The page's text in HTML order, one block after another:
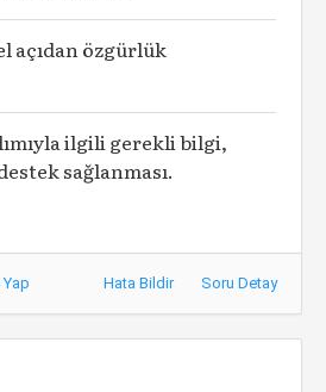
açıdan özgürlük
ilgili gerekli bilgi,
sağlanması.
Hata Bildir Soru Detay